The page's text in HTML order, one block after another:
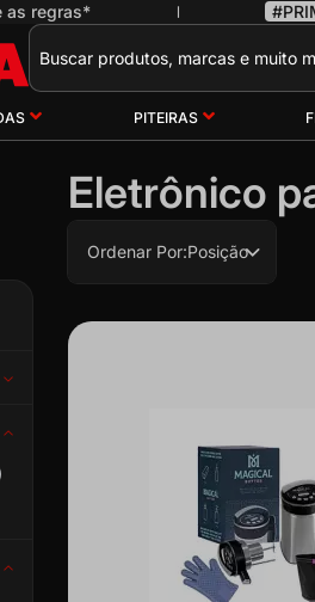
as regras*
Pesquisa
PITEIRAS
Eletrônico
Ordenar Por:Posição